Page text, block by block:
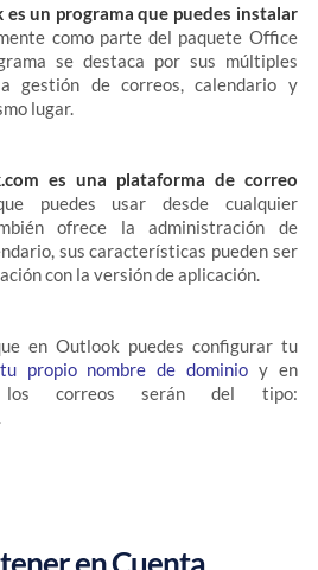
un programa que puedes instalar
como parte del paquete Office
se destaca por sus múltiples
gestión de correos, calendario y
lugar.
es una plataforma de correo
puedes usar desde cualquier
ofrece la administración de
sus características pueden ser
con la versión de aplicación.
en Outlook puedes configurar tu
tu propio nombre de dominioy en
los correos serán del tipo: